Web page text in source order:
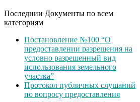
Последнии Документы по всем
категориям
Постановление №100 “О
предоставлении разрешения на
условно разрешенный вид
использования земельного
участка”
Протокол публичных слушаний
по вопросу предоставления